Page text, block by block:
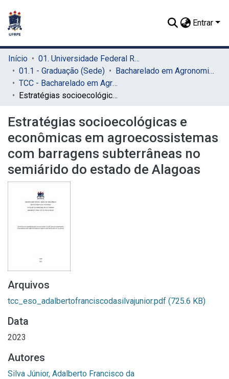
Entrar
Início
01. Universidade Federal Rural de Pernambuco - UFRPE (Sede)
01.1 - Graduação (Sede)
Bacharelado em Agronomia (Sede)
TCC - Bacharelado em Agronomia (Sede)
Estratégias socioecológicas e econômicas em agroecossistemas com barragens subterrâneas no semiárido do estado de Alagoas
Estratégias socioecológicas e
econômicas em agroecossistemas
com barragens subterrâneas no
semiárido do estado de Alagoas
Arquivos
tcc_eso_adalbertofranciscodasilvajunior.pdf (725.6 KB)
Data
2023
Autores
Silva Júnior, Adalberto Francisco da